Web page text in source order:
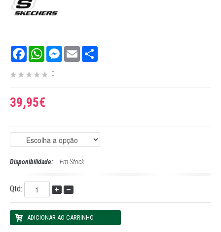
FacebookWhatsAppMessenger
Email
0
39,95€
Disponibilidade: Em Stock
Qtd: